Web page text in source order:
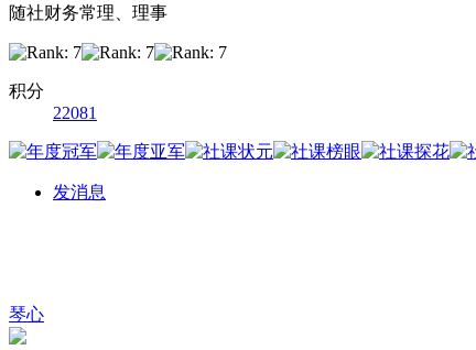
随社财务常理、理事
积分
22081
发消息
琴心